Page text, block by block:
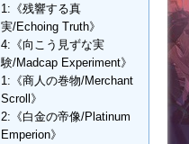
1:《残響する真
実/Echoing Truth》
4:《向こう見ずな実
験/Madcap Experiment》
1:《商人の巻物/Merchant
Scroll》
2:《白金の帝像/Platinum
Emperion》